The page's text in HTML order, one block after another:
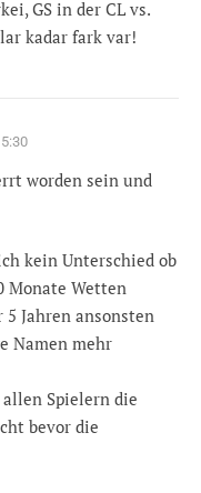
GS in der CL vs.
kadar fark var!
worden sein und
kein Unterschied ob
Monate Wetten
5 Jahren ansonsten
Namen mehr
Spielern die
bevor die